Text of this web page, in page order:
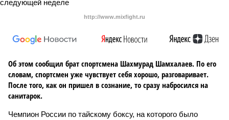
http://www.mixfight.ru
Об этом сообщил брат спортсмена Шахмурад Шамхалаев. По его
словам, спортсмен уже чувствует себя хорошо, разговаривает.
После того, как он пришел в сознание, то сразу набросился на
санитарок.
Чемпион России по тайскому боксу, на которого было